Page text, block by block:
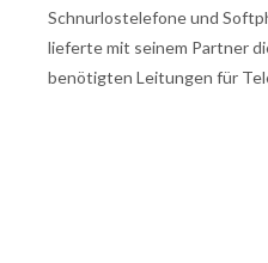
Schnurlostelefone und
lieferte mit seinem Partner
benötigten Leitungen für